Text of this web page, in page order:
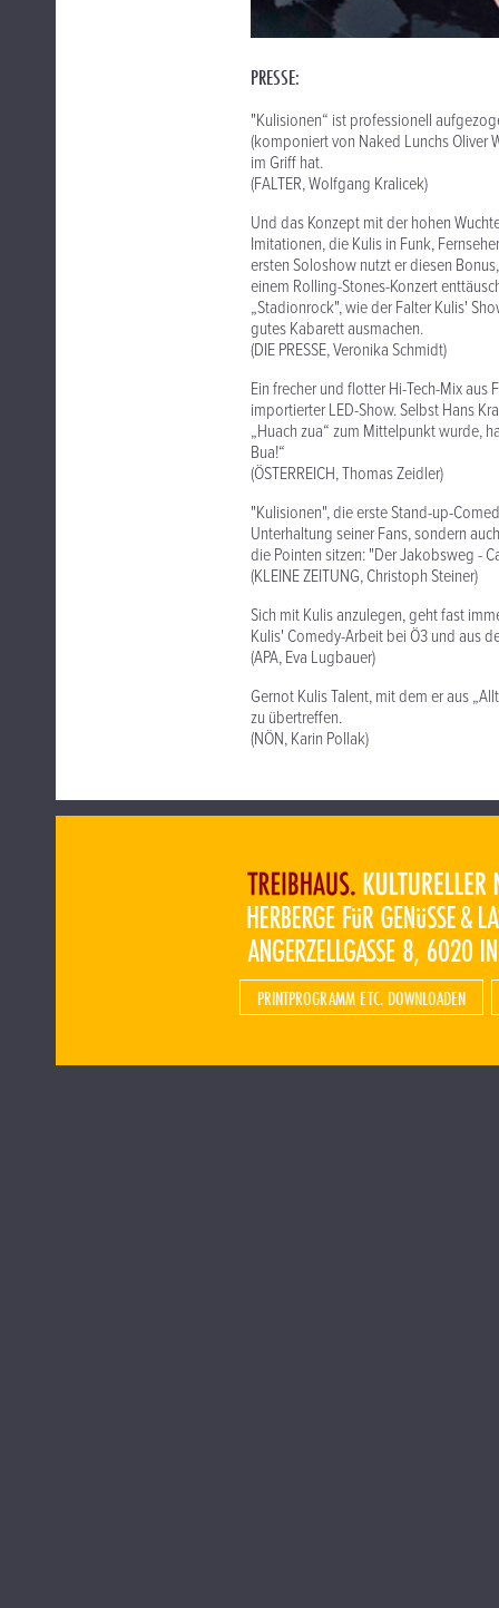
PRESSE:
"Kulisionen“ ist professionell
(komponiert von Naked Lunchs Oliver
im Griff hat.
(FALTER, Wolfgang Kralicek)
Und das Konzept mit der hohen
Imitationen, die Kulis in Funk,
ersten Soloshow nutzt er diesen
einem Rolling-Stones-Konzert
„Stadionrock", wie der Falter Kulis'
gutes Kabarett ausmachen.
(DIE PRESSE, Veronika Schmidt)
Ein frecher und flotter Hi-Tech-Mix
importierter LED-Show. Selbst Hans
„Huach zua“ zum Mittelpunkt wurde,
Bua!“
(ÖSTERREICH, Thomas Zeidler)
"Kulisionen", die erste Stand-up-
Unterhaltung seiner Fans, sondern
die Pointen sitzen: "Der Jakobsweg -
(KLEINE ZEITUNG, Christoph Steiner)
Sich mit Kulis anzulegen, geht fast
Kulis' Comedy-Arbeit bei Ö3 und aus
(APA, Eva Lugbauer)
Gernot Kulis Talent, mit dem er aus
zu übertreffen.
(NÖN, Karin Pollak)
PRINTPROGRAMM ETC. DOWNLOADEN